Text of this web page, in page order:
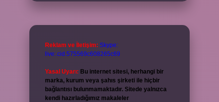
Reklam ve İletişim: Skype:
live:.cid.575569c608265c69
Yasal Uyarı: Bu internet sitesi, herhangi bir
marka, kurum veya şahıs şirketi ile hiçbir
bağlantısı bulunmamaktadır. Sitede yalnızca
kendi hazırladığımız makaleler